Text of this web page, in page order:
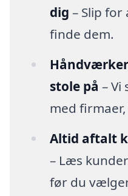
dig – Slip
finde dem.
stole på – Vi
med
Altid aftalt
– Læs
før du